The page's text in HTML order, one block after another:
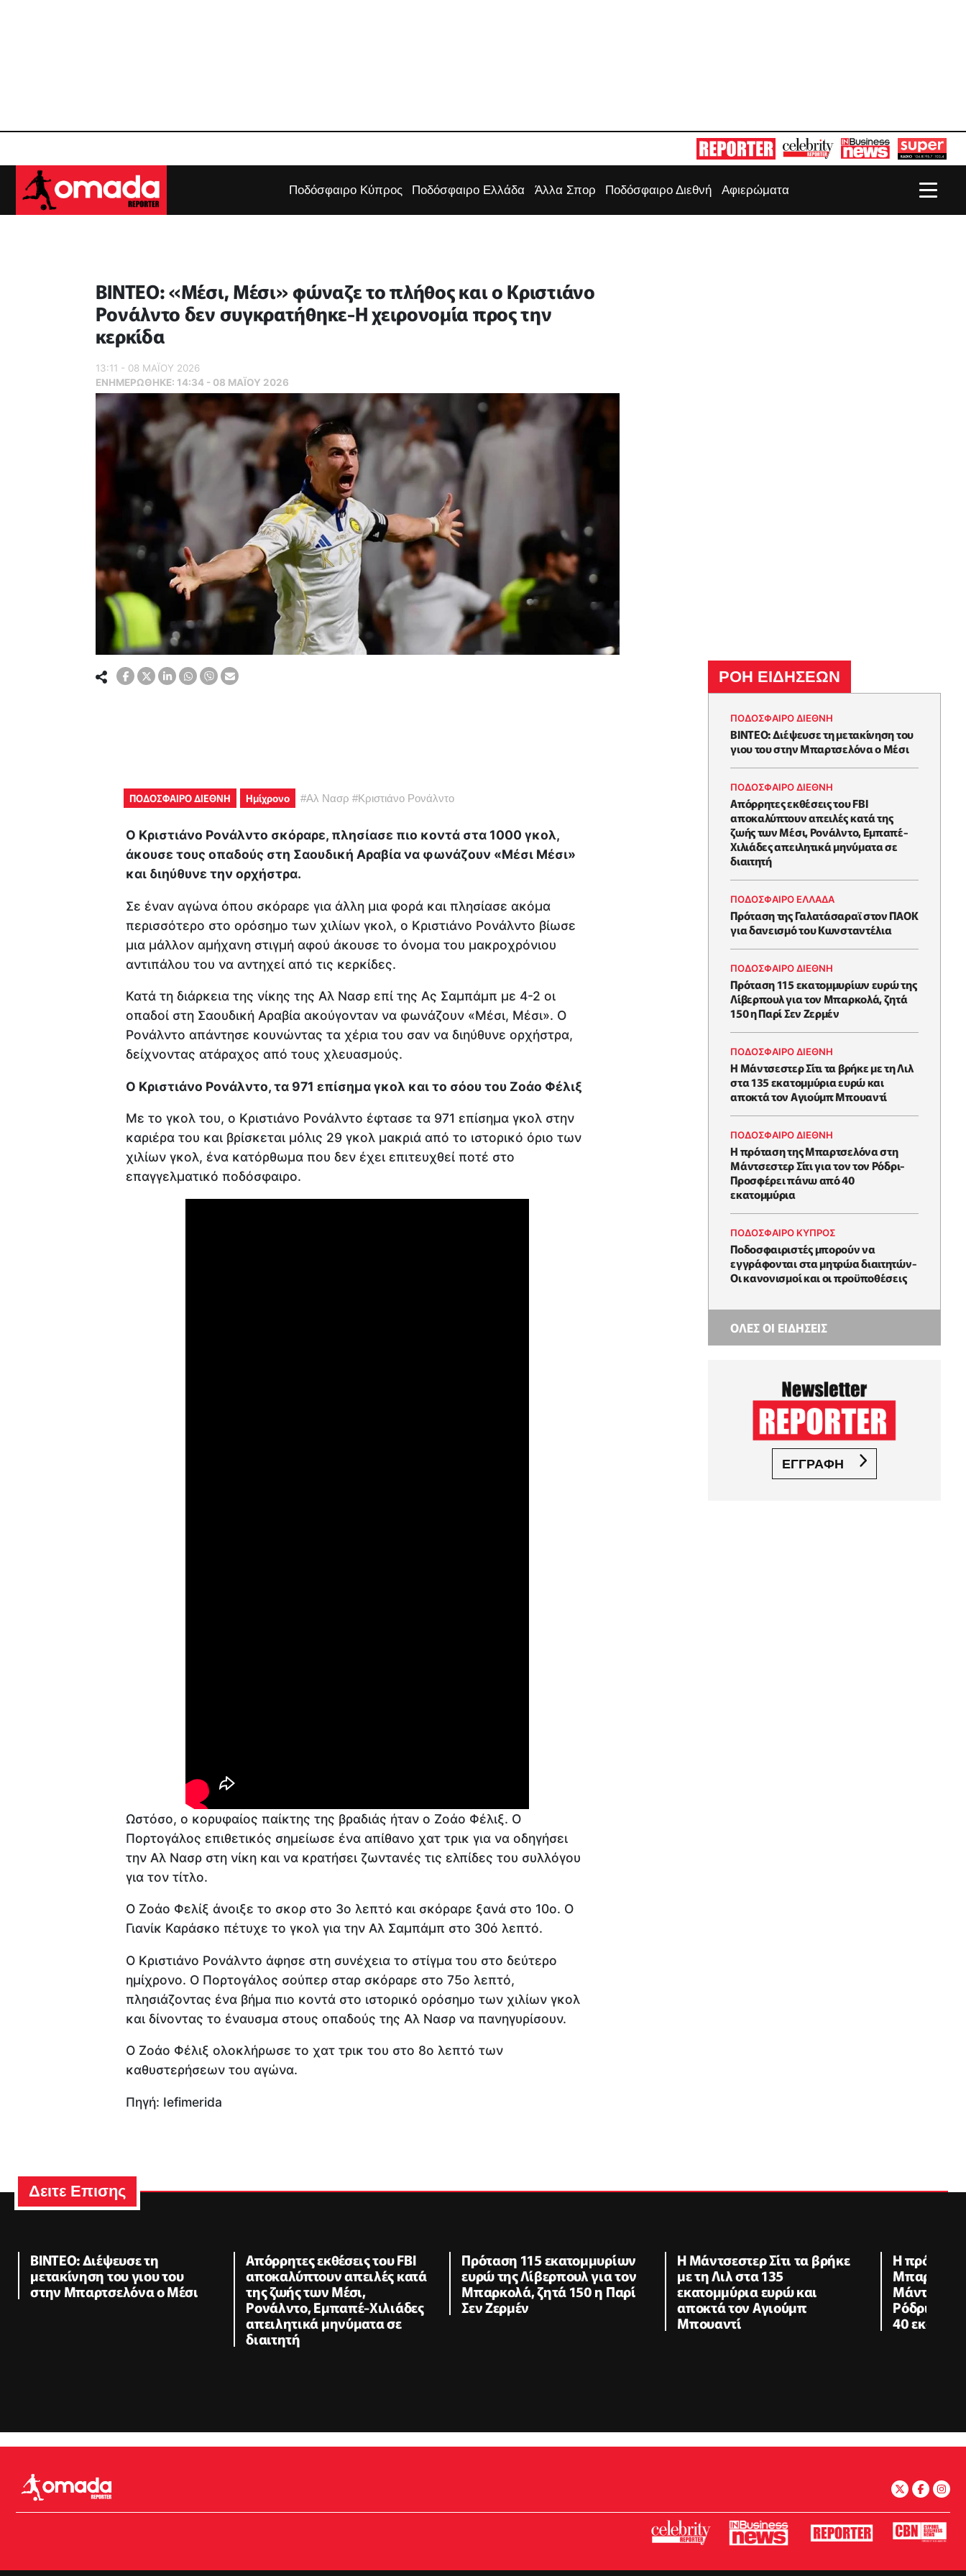
Ποδόσφαιρο Κύπρος Ποδόσφαιρο Ελλάδα Άλλα Σπορ Ποδόσφαιρο Διεθνή Αφιερώματα
ΒΙΝΤΕΟ: «Μέσι, Μέσι» φώναζε το πλήθος και ο Κριστιάνο
Ρονάλντο δεν συγκρατήθηκε-Η χειρονομία προς την
κερκίδα
13:11 - 08 ΜΑΪ́ΟΥ 2026
ΕΝΗΜΕΡΏΘΗΚΕ: 14:34 - 08 ΜΑΪ́ΟΥ 2026
ΠΟΔΟΣΦΑΙΡΟ ΔΙΕΘΝΗ Hμίχρονο #Αλ Νασρ #Κριστιάνο Ρονάλντο
Ο Κριστιάνο Ρονάλντο σκόραρε, πλησίασε πιο κοντά στα 1000 γκολ,
άκουσε τους οπαδούς στη Σαουδική Αραβία να φωνάζουν «Μέσι Μέσι»
και διηύθυνε την ορχήστρα.
Σε έναν αγώνα όπου σκόραρε για άλλη μια φορά και πλησίασε ακόμα
περισσότερο στο ορόσημο των χιλίων γκολ, ο Κριστιάνο Ρονάλντο βίωσε
μια μάλλον αμήχανη στιγμή αφού άκουσε το όνομα του μακροχρόνιου
αντιπάλου του να αντηχεί από τις κερκίδες.
Κατά τη διάρκεια της νίκης της Αλ Νασρ επί της Ας Σαμπάμπ με 4-2 οι
οπαδοί στη Σαουδική Αραβία ακούγονταν να φωνάζουν «Μέσι, Μέσι». Ο
Ρονάλντο απάντησε κουνώντας τα χέρια του σαν να διηύθυνε ορχήστρα,
δείχνοντας ατάραχος από τους χλευασμούς.
Ο Κριστιάνο Ρονάλντο, τα 971 επίσημα γκολ και το σόου του Ζοάο Φέλιξ
Με το γκολ του, ο Κριστιάνο Ρονάλντο έφτασε τα 971 επίσημα γκολ στην
καριέρα του και βρίσκεται μόλις 29 γκολ μακριά από το ιστορικό όριο των
χιλίων γκολ, ένα κατόρθωμα που δεν έχει επιτευχθεί ποτέ στο
επαγγελματικό ποδόσφαιρο.
Ωστόσο, ο κορυφαίος παίκτης της βραδιάς ήταν ο Ζοάο Φέλιξ. Ο
Πορτογάλος επιθετικός σημείωσε ένα απίθανο χατ τρικ για να οδηγήσει
την Αλ Νασρ στη νίκη και να κρατήσει ζωντανές τις ελπίδες του συλλόγου
για τον τίτλο.
Ο Ζοάο Φελίξ άνοιξε το σκορ στο 3ο λεπτό και σκόραρε ξανά στο 10ο. Ο
Γιανίκ Καράσκο πέτυχε το γκολ για την Αλ Σαμπάμπ στο 30ό λεπτό.
Ο Κριστιάνο Ρονάλντο άφησε στη συνέχεια το στίγμα του στο δεύτερο
ημίχρονο. Ο Πορτογάλος σούπερ σταρ σκόραρε στο 75ο λεπτό,
πλησιάζοντας ένα βήμα πιο κοντά στο ιστορικό ορόσημο των χιλίων γκολ
και δίνοντας το έναυσμα στους οπαδούς της Αλ Νασρ να πανηγυρίσουν.
Ο Ζοάο Φέλιξ ολοκλήρωσε το χατ τρικ του στο 8ο λεπτό των
καθυστερήσεων του αγώνα.
Πηγή: Iefimerida
ΡΟΗ ΕΙΔΗΣΕΩΝ
ΠΟΔΟΣΦΑΙΡΟ ΔΙΕΘΝΗ
BINTEO: Διέψευσε τη μετακίνηση του
γιου του στην Μπαρτσελόνα ο Μέσι
ΠΟΔΟΣΦΑΙΡΟ ΔΙΕΘΝΗ
Απόρρητες εκθέσεις του FBI
αποκαλύπτουν απειλές κατά της
ζωής των Μέσι, Ρονάλντο, Εμπαπέ-
Χιλιάδες απειλητικά μηνύματα σε
διαιτητή
ΠΟΔΟΣΦΑΙΡΟ ΕΛΛΑΔΑ
Πρόταση της Γαλατάσαραϊ στον ΠΑΟΚ
για δανεισμό του Κωνσταντέλια
ΠΟΔΟΣΦΑΙΡΟ ΔΙΕΘΝΗ
Πρόταση 115 εκατομμυρίων ευρώ της
Λίβερπουλ για τον Μπαρκολά, ζητά
150 η Παρί Σεν Ζερμέν
ΠΟΔΟΣΦΑΙΡΟ ΔΙΕΘΝΗ
Η Μάντσεστερ Σίτι τα βρήκε με τη Λιλ
στα 135 εκατομμύρια ευρώ και
αποκτά τον Αγιούμπ Μπουαντί
ΠΟΔΟΣΦΑΙΡΟ ΔΙΕΘΝΗ
Η πρόταση της Μπαρτσελόνα στη
Μάντσεστερ Σίτι για τον τον Ρόδρι-
Προσφέρει πάνω από 40
εκατομμύρια
ΠΟΔΟΣΦΑΙΡΟ ΚΥΠΡΟΣ
Ποδοσφαιριστές μπορούν να
εγγράφονται στα μητρώα διαιτητών-
Οι κανονισμοί και οι προϋποθέσεις
ΟΛΕΣ ΟΙ ΕΙΔΗΣΕΙΣ
ΕΓΓΡΑΦΗ
Δειτε Επισης
BINTEO: Διέψευσε τη
μετακίνηση του γιου του
στην Μπαρτσελόνα ο Μέσι
Απόρρητες εκθέσεις του FBI
αποκαλύπτουν απειλές κατά
της ζωής των Μέσι,
Ρονάλντο, Εμπαπέ-Χιλιάδες
απειλητικά μηνύματα σε
διαιτητή
Πρόταση 115 εκατομμυρίων
ευρώ της Λίβερπουλ για τον
Μπαρκολά, ζητά 150 η Παρί
Σεν Ζερμέν
Η Μάντσεστερ Σίτι τα βρήκε
με τη Λιλ στα 135
εκατομμύρια ευρώ και
αποκτά τον Αγιούμπ
Μπουαντί
Η πρόταση
Ρόδρι-
40